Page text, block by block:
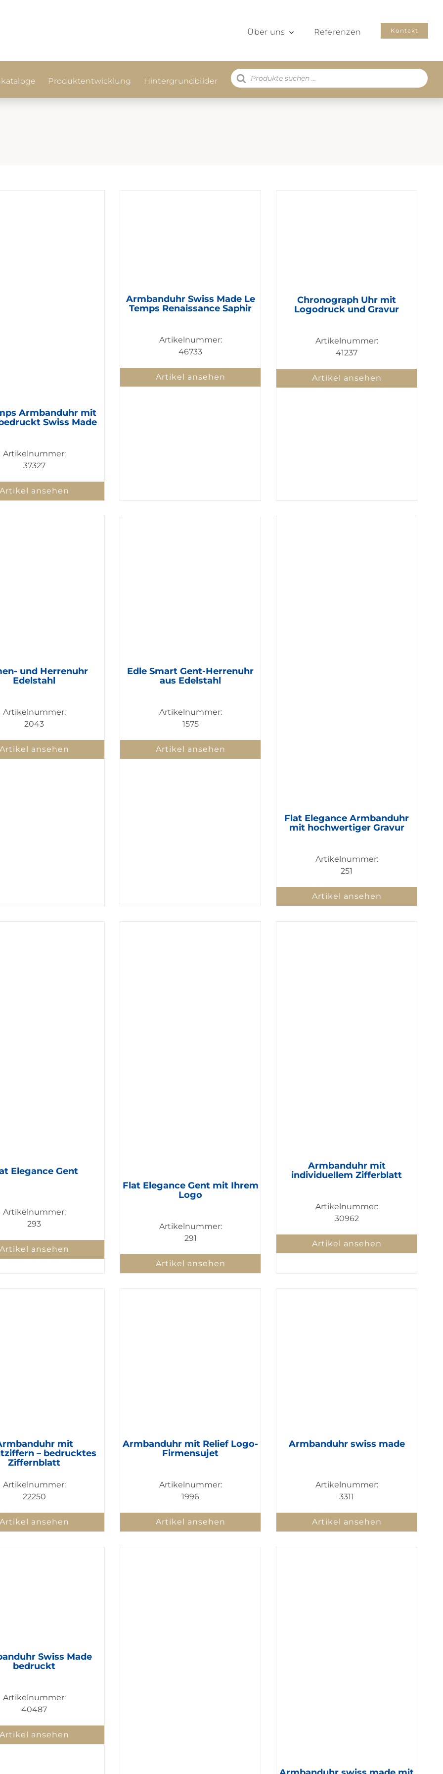
Über uns Referenzen Kontakt
Produktentwicklung Hintergrundbilder
Products
search
Armbanduhr mit
Swiss Made
Artikelnummer:
37327
ansehen
Armbanduhr Swiss Made Le
Temps Renaissance Saphir
Artikelnummer:
46733
Artikel ansehen
Chronograph Uhr mit
Logodruck und Gravur
Artikelnummer:
41237
Artikel ansehen
und Herrenuhr
Edelstahl
Artikelnummer:
2043
ansehen
Edle Smart Gent-Herrenuhr
aus Edelstahl
Artikelnummer:
1575
Artikel ansehen
Flat Elegance Armbanduhr
mit hochwertiger Gravur
Artikelnummer:
251
Artikel ansehen
Elegance Gent
Artikelnummer:
293
ansehen
Flat Elegance Gent mit Ihrem
Logo
Artikelnummer:
291
Artikel ansehen
Armbanduhr mit
individuellem Zifferblatt
Artikelnummer:
30962
Artikel ansehen
mit
– bedrucktes
Ziffernblatt
Artikelnummer:
22250
ansehen
Armbanduhr mit Relief Logo-
Firmensujet
Artikelnummer:
1996
Artikel ansehen
Armbanduhr swiss made
Artikelnummer:
3311
Artikel ansehen
Swiss Made
bedruckt
Artikelnummer:
40487
ansehen